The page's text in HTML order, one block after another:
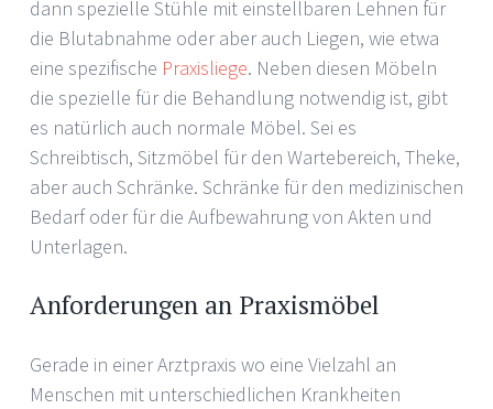
dann spezielle Stühle mit einstellbaren Lehnen für
die Blutabnahme oder aber auch Liegen, wie etwa
eine spezifische Praxisliege. Neben diesen Möbeln
die spezielle für die Behandlung notwendig ist, gibt
es natürlich auch normale Möbel. Sei es
Schreibtisch, Sitzmöbel für den Wartebereich, Theke,
aber auch Schränke. Schränke für den medizinischen
Bedarf oder für die Aufbewahrung von Akten und
Unterlagen.
Anforderungen an Praxismöbel
Gerade in einer Arztpraxis wo eine Vielzahl an
Menschen mit unterschiedlichen Krankheiten